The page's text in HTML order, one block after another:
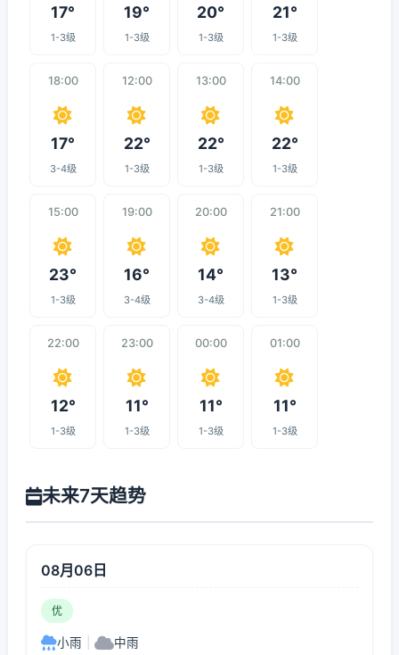
17°
1-3级
19°
1-3级
20°
1-3级
21°
1-3级
18:00
17°
3-4级
12:00
22°
1-3级
13:00
22°
1-3级
14:00
22°
1-3级
15:00
23°
1-3级
19:00
16°
3-4级
20:00
14°
3-4级
21:00
13°
1-3级
22:00
12°
1-3级
23:00
11°
1-3级
00:00
11°
1-3级
01:00
11°
1-3级
未来7天趋势
08月06日
优
小雨 中雨